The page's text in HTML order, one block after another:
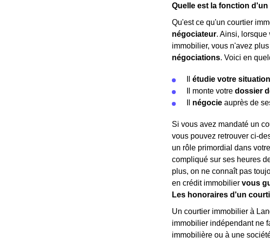
Quelle est la fonction
Qu'est ce qu'un courtier
négociateur. Ainsi, lorsque
immobilier, vous n'avez
négociations. Voici en
étudie votre
Il monte votre dossier
négocie auprès de
Si vous avez mandaté un
vous pouvez retrouver ci-
un rôle primordial dans
compliqué sur ses heures
plus, on ne connaît pas
en crédit immobilier vous
Les honoraires d'un
Un courtier immobilier à
immobilier indépendant ne
immobilière ou à une